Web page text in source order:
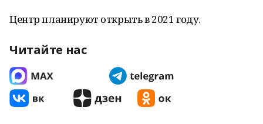
Центр планируют открыть в 2021 году.
Читайте нас